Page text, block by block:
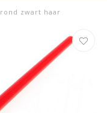
zwart haar